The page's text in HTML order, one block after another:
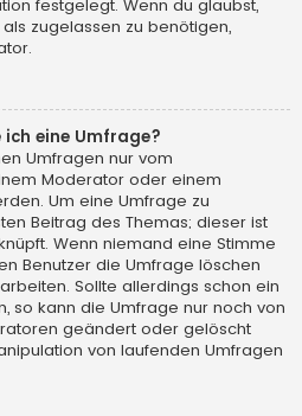
festgelegt. Wenn du glaubst,
zugelassen zu benötigen,
ich eine Umfrage?
Umfragen nur vom
Moderator oder einem
Um eine Umfrage zu
Beitrag des Themas; dieser ist
Wenn niemand eine Stimme
Benutzer die Umfrage löschen
Sollte allerdings schon ein
so kann die Umfrage nur noch von
geändert oder gelöscht
von laufenden Umfragen